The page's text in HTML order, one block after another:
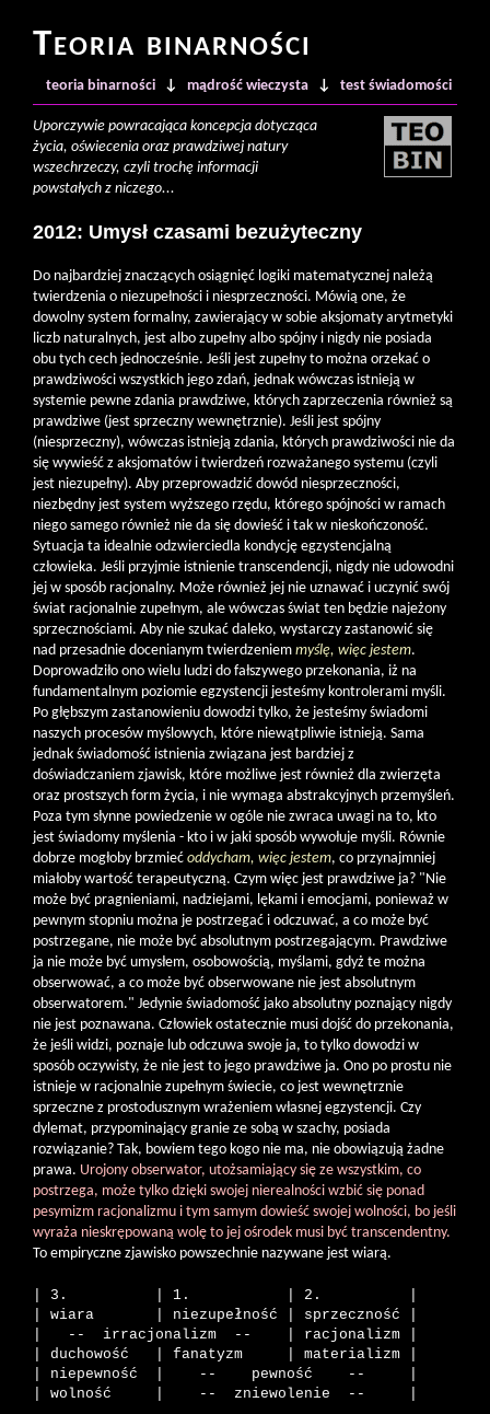
Teoria binarności
teoria binarności ↓ mądrość wieczysta ↓ test świadomości
Uporczywie powracająca koncepcja dotycząca
życia, oświecenia oraz prawdziwej natury
wszechrzeczy, czyli trochę informacji
powstałych z niczego...
2012: Umysł czasami bezużyteczny
Do najbardziej znaczących osiągnięć logiki matematycznej należą
twierdzenia o niezupełności i niesprzeczności. Mówią one, że
dowolny system formalny, zawierający w sobie aksjomaty arytmetyki
liczb naturalnych, jest albo zupełny albo spójny i nigdy nie posiada
obu tych cech jednocześnie. Jeśli jest zupełny to można orzekać o
prawdziwości wszystkich jego zdań, jednak wówczas istnieją w
systemie pewne zdania prawdziwe, których zaprzeczenia również są
prawdziwe (jest sprzeczny wewnętrznie). Jeśli jest spójny
(niesprzeczny), wówczas istnieją zdania, których prawdziwości nie da
się wywieść z aksjomatów i twierdzeń rozważanego systemu (czyli
jest niezupełny). Aby przeprowadzić dowód niesprzeczności,
niezbędny jest system wyższego rzędu, którego spójności w ramach
niego samego również nie da się dowieść i tak w nieskończoność.
Sytuacja ta idealnie odzwierciedla kondycję egzystencjalną
człowieka. Jeśli przyjmie istnienie transcendencji, nigdy nie udowodni
jej w sposób racjonalny. Może również jej nie uznawać i uczynić swój
świat racjonalnie zupełnym, ale wówczas świat ten będzie najeżony
sprzecznościami. Aby nie szukać daleko, wystarczy zastanowić się
nad przesadnie docenianym twierdzeniem myślę, więc jestem.
Doprowadziło ono wielu ludzi do fałszywego przekonania, iż na
fundamentalnym poziomie egzystencji jesteśmy kontrolerami myśli.
Po głębszym zastanowieniu dowodzi tylko, że jesteśmy świadomi
naszych procesów myślowych, które niewątpliwie istnieją. Sama
jednak świadomość istnienia związana jest bardziej z
doświadczaniem zjawisk, które możliwe jest również dla zwierzęta
oraz prostszych form życia, i nie wymaga abstrakcyjnych przemyśleń.
Poza tym słynne powiedzenie w ogóle nie zwraca uwagi na to, kto
jest świadomy myślenia - kto i w jaki sposób wywołuje myśli. Równie
dobrze mogłoby brzmieć oddycham, więc jestem, co przynajmniej
miałoby wartość terapeutyczną. Czym więc jest prawdziwe ja? "Nie
może być pragnieniami, nadziejami, lękami i emocjami, ponieważ w
pewnym stopniu można je postrzegać i odczuwać, a co może być
postrzegane, nie może być absolutnym postrzegającym. Prawdziwe
ja nie może być umysłem, osobowością, myślami, gdyż te można
obserwować, a co może być obserwowane nie jest absolutnym
obserwatorem." Jedynie świadomość jako absolutny poznający nigdy
nie jest poznawana. Człowiek ostatecznie musi dojść do przekonania,
że jeśli widzi, poznaje lub odczuwa swoje ja, to tylko dowodzi w
sposób oczywisty, że nie jest to jego prawdziwe ja. Ono po prostu nie
istnieje w racjonalnie zupełnym świecie, co jest wewnętrznie
sprzeczne z prostodusznym wrażeniem własnej egzystencji. Czy
dylemat, przypominający granie ze sobą w szachy, posiada
rozwiązanie? Tak, bowiem tego kogo nie ma, nie obowiązują żadne
prawa. Urojony obserwator, utożsamiający się ze wszystkim, co
postrzega, może tylko dzięki swojej nierealności wzbić się ponad
pesymizm racjonalizmu i tym samym dowieść swojej wolności, bo jeśli
wyraża nieskrępowaną wolę to jej ośrodek musi być transcendentny.
To empiryczne zjawisko powszechnie nazywane jest wiarą.
| 3.          | 1.           | 2.          |
| wiara       | niezupełność | sprzeczność |
|   --  irracjonalizm  --    | racjonalizm |
| duchowość   | fanatyzm     | materializm |
| niepewność  |    --    pewność    --     |